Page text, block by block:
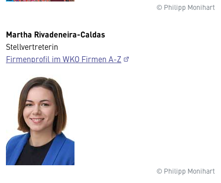
© Philipp Monihart
Martha Rivadeneira-Caldas
Stellvertreterin
Firmenprofil im WKO Firmen A-Z
© Philipp Monihart